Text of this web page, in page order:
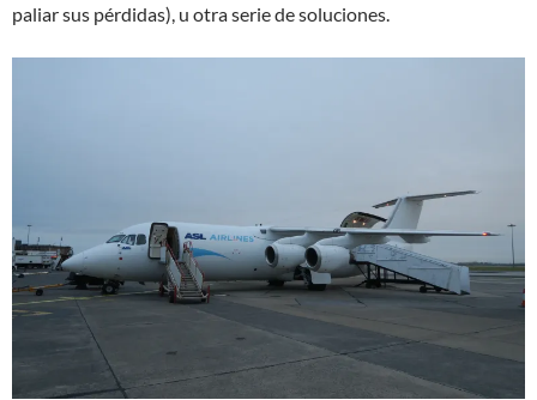
paliar sus pérdidas), u otra serie de soluciones.